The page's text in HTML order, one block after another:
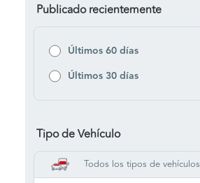
Publicado recientemente
Últimos 60 días
Últimos 30 días
Tipo de Vehículo
Todos los tipos de vehículos